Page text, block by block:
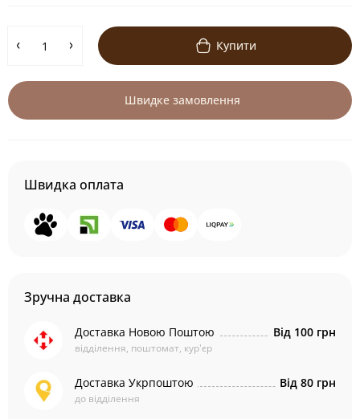
Купити
Швидке замовлення
Швидка оплата
Зручна доставка
Доставка Новою Поштою
відділення, поштомат, кур'єр
Від 100 грн
Доставка Укрпоштою
до відділення
Від 80 грн